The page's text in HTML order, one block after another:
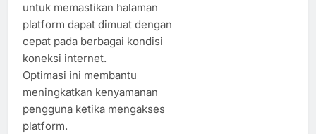
untuk memastikan halaman
platform dapat dimuat dengan
cepat pada berbagai kondisi
koneksi internet.
Optimasi ini membantu
meningkatkan kenyamanan
pengguna ketika mengakses
platform.